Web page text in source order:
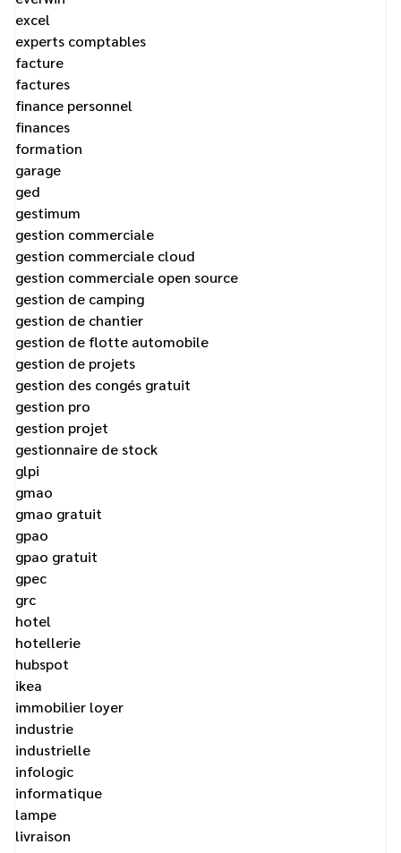
excel
experts comptables
facture
factures
finance personnel
finances
formation
garage
ged
gestimum
gestion commerciale
gestion commerciale cloud
gestion commerciale open source
gestion de camping
gestion de chantier
gestion de flotte automobile
gestion de projets
gestion des congés gratuit
gestion pro
gestion projet
gestionnaire de stock
glpi
gmao
gmao gratuit
gpao
gpao gratuit
gpec
grc
hotel
hotellerie
hubspot
ikea
immobilier loyer
industrie
industrielle
infologic
informatique
lampe
livraison